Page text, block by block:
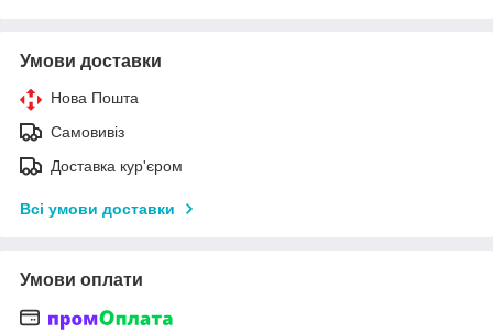
Умови доставки
Нова Пошта
Самовивіз
Доставка кур'єром
Всі умови доставки
Умови оплати